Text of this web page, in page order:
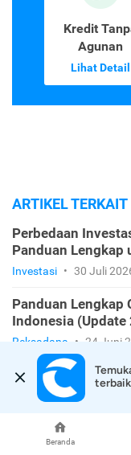
Beranda
Kredit
Agunan
Lihat Detail
ARTIKEL TERKAIT
Perbedaan
Panduan Lengkap
Investasi • 30 Juli
Panduan Lengkap
Indonesia (Update
Reksadana • 24 Juni
Sama-Sama
Investasi Emas
Pasar Saham &